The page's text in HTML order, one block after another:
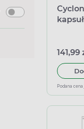
141,99
Podana